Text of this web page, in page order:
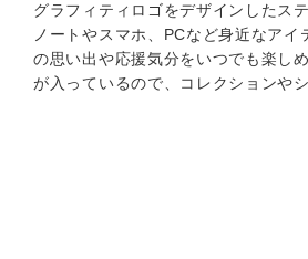
グラフィティロゴをデザインしたス
ノートやスマホ、PCなど身近なア
の思い出や応援気分をいつでも楽し
が入っているので、コレクションや